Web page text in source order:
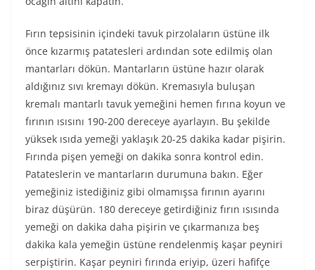
Fırın tepsisinin içindeki tavuk pirzolaların üstüne ilk
önce kızarmış patatesleri ardından sote edilmiş olan
mantarları dökün. Mantarların üstüne hazır olarak
aldığınız sıvı kremayı dökün. Kremasıyla buluşan
kremalı mantarlı tavuk yemeğini hemen fırına koyun ve
fırının ısısını 190-200 dereceye ayarlayın. Bu şekilde
yüksek ısıda yemeği yaklaşık 20-25 dakika kadar pişirin.
Fırında pişen yemeği on dakika sonra kontrol edin.
Patateslerin ve mantarların durumuna bakın. Eğer
yemeğiniz istediğiniz gibi olmamışsa fırının ayarını
biraz düşürün. 180 dereceye getirdiğiniz fırın ısısında
yemeği on dakika daha pişirin ve çıkarmanıza beş
dakika kala yemeğin üstüne rendelenmiş kaşar peyniri
serpiştirin. Kaşar peyniri fırında eriyip, üzeri hafifçe